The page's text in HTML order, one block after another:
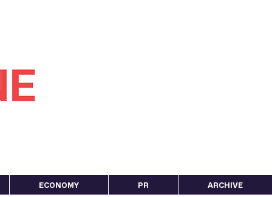
ECONOMY PR ARCHIVE